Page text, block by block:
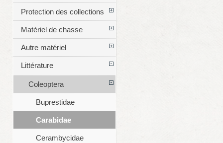
Protection des collections
Matériel de chasse
Autre matériel
Littérature
Coleoptera
Buprestidae
Carabidae
Cerambycidae